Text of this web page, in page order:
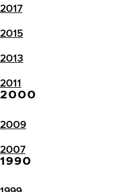
2017
2015
2013
2011
2000
2009
2007
1990